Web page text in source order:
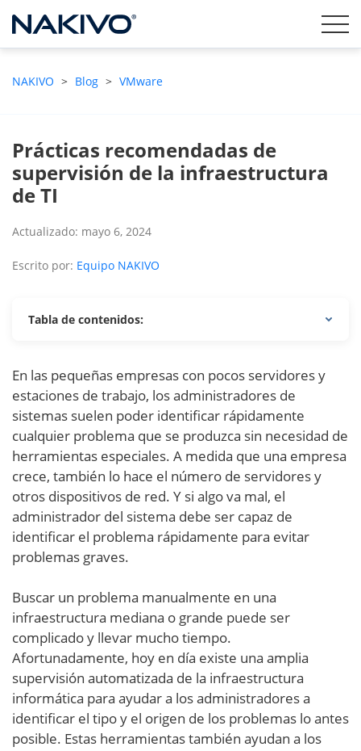
NAKIVO > Blog > VMware
Prácticas recomendadas de
supervisión de la infraestructura
de TI
Actualizado: mayo 6, 2024
Escrito por: Equipo NAKIVO
Tabla de contenidos:
En las pequeñas empresas con pocos servidores y
estaciones de trabajo, los administradores de
sistemas suelen poder identificar rápidamente
cualquier problema que se produzca sin necesidad de
herramientas especiales. A medida que una empresa
crece, también lo hace el número de servidores y
otros dispositivos de red. Y si algo va mal, el
administrador del sistema debe ser capaz de
identificar el problema rápidamente para evitar
problemas graves.
Buscar un problema manualmente en una
infraestructura mediana o grande puede ser
complicado y llevar mucho tiempo.
Afortunadamente, hoy en día existe una amplia
supervisión automatizada de la infraestructura
informática para ayudar a los administradores a
identificar el tipo y el origen de los problemas lo antes
posible. Estas herramientas también ayudan a los